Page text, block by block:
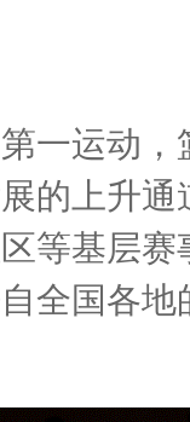
一运动
的上升
等基层
全国各